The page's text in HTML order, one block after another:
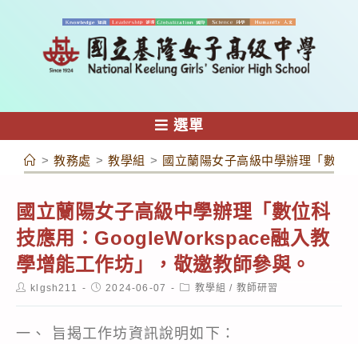
容
選單
> 教務處 > 教學組 > 國立蘭陽女子高級中學辦理「數位
國立蘭陽女子高級中學辦理「數位科
技應用：GoogleWorkspace融入教
學增能工作坊」，敬邀教師參與。
Postklgsh211
Post2024-06-07
Post教學組 / 教師研習
一、 旨揭工作坊資訊說明如下：